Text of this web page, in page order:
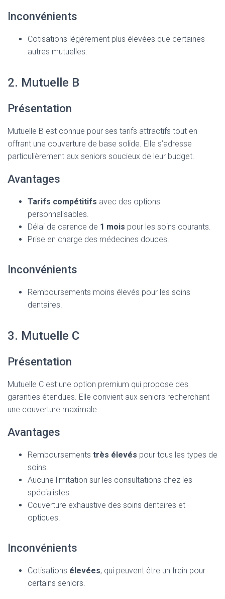
Inconvénients
Cotisations légèrement plus élevées que certaines
autres mutuelles.
2. Mutuelle B
Présentation
Mutuelle B est connue pour ses tarifs attractifs tout en
offrant une couverture de base solide. Elle s’adresse
particulièrement aux seniors soucieux de leur budget.
Avantages
Tarifs compétitifs avec des options
personnalisables.
Délai de carence de 1 mois pour les soins courants.
Prise en charge des médecines douces.
Inconvénients
Remboursements moins élevés pour les soins
dentaires.
3. Mutuelle C
Présentation
Mutuelle C est une option premium qui propose des
garanties étendues. Elle convient aux seniors recherchant
une couverture maximale.
Avantages
Remboursements très élevés pour tous les types de
soins.
Aucune limitation sur les consultations chez les
spécialistes.
Couverture exhaustive des soins dentaires et
optiques.
Inconvénients
Cotisations élevées, qui peuvent être un frein pour
certains seniors.